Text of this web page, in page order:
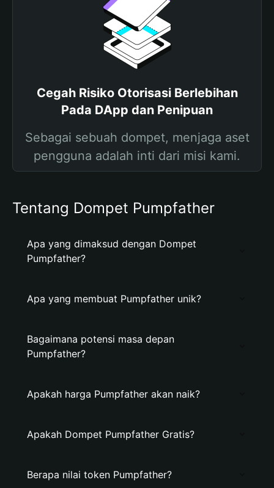
Cegah Risiko Otorisasi Berlebihan
Pada DApp dan Penipuan
Sebagai sebuah dompet, menjaga aset
pengguna adalah inti dari misi kami.
Tentang Dompet Pumpfather
Apa yang dimaksud dengan Dompet
Pumpfather?
Apa yang membuat Pumpfather unik?
Bagaimana potensi masa depan
Pumpfather?
Apakah harga Pumpfather akan naik?
Apakah Dompet Pumpfather Gratis?
Berapa nilai token Pumpfather?